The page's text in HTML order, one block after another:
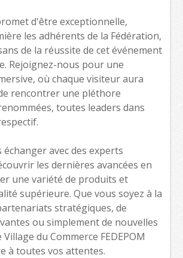
d'être exceptionnelle,
les adhérents de la Fédération,
de la réussite de cet événement
Rejoignez-nous pour une
où chaque visiteur aura
rencontrer une pléthore
toutes leaders dans
avec des experts
les dernières avancées en
une variété de produits et
supérieure. Que vous soyez à la
stratégiques, de
ou simplement de nouvelles
du Commerce FEDEPOM
à toutes vos attentes.